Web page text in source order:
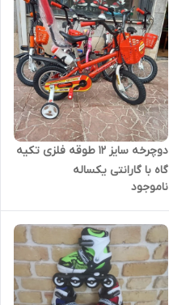
دوچرخه سایز 12 طوقه فلزی تکیه
گاه با گارانتی یکساله
ناموجود